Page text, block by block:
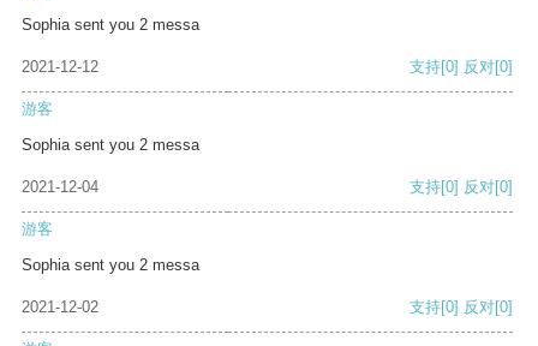
Sophia sent you 2 messa
2021-12-12 支持[0] 反对[0]
游客
Sophia sent you 2 messa
2021-12-04 支持[0] 反对[0]
游客
Sophia sent you 2 messa
2021-12-02 支持[0] 反对[0]